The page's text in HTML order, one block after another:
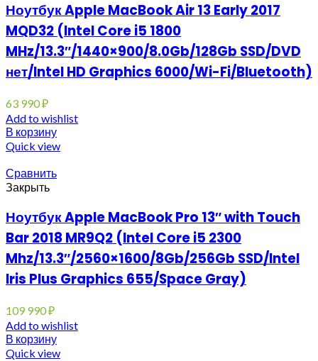
Ноутбук Apple MacBook Air 13 Early 2017
MQD32 (Intel Core i5 1800
MHz/13.3″/1440×900/8.0Gb/128Gb SSD/DVD
нет/Intel HD Graphics 6000/Wi-Fi/Bluetooth)
63 990₽
Add to wishlist
В корзину
Quick view
Сравнить
Закрыть
Ноутбук Apple MacBook Pro 13″ with Touch
Bar 2018 MR9Q2 (Intel Core i5 2300
Mhz/13.3″/2560×1600/8Gb/256Gb SSD/Intel
Iris Plus Graphics 655/Space Gray)
109 990₽
Add to wishlist
В корзину
Quick view